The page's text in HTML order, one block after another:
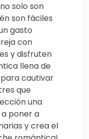
solo son
son fáciles
gasto
con
y disfruten
llena de
cautivar
que
una
poner a
y crea el